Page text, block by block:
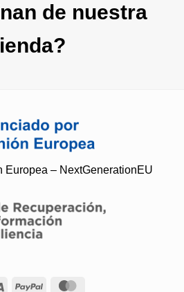
de nuestra
Europea – NextGenerationEU
todas tus preguntas